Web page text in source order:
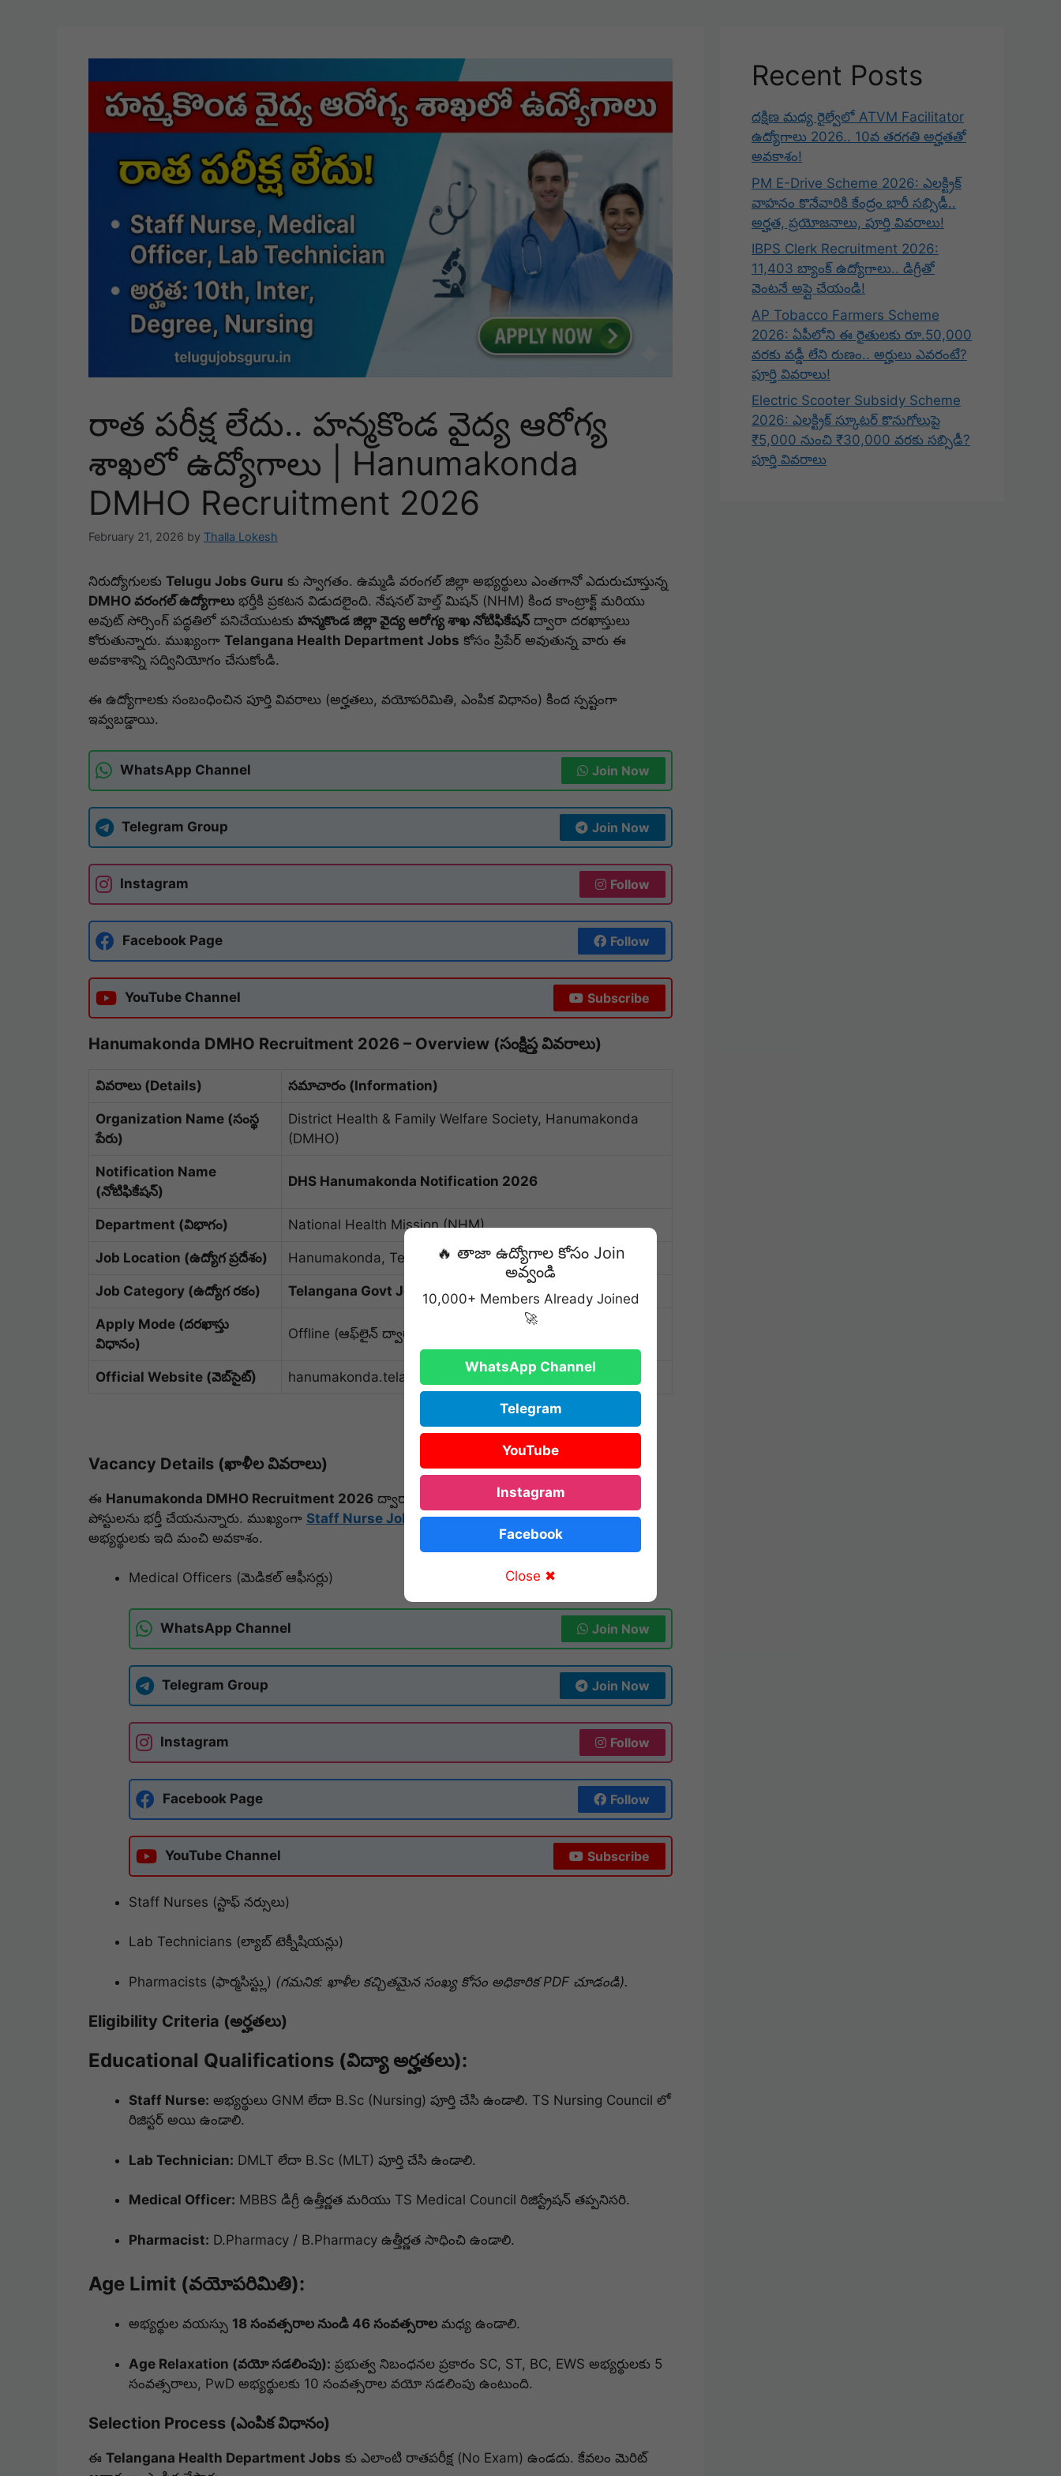
రాత పరీక్ష లేదు.. హన్మకొండ వైద్య ఆరోగ్య
శాఖలో ఉద్యోగాలు | Hanumakonda
DMHO Recruitment 2026
February 21, 2026 by Thalla Lokesh
నిరుద్యోగులకు Telugu Jobs Guru కు స్వాగతం. ఉమ్మడి వరంగల్ జిల్లా అభ్యర్థులు ఎంతగానో ఎదురుచూస్తున్న
DMHO వరంగల్ ఉద్యోగాలు భర్తీకి ప్రకటన విడుదలైంది. నేషనల్ హెల్త్ మిషన్ (NHM) కింద కాంట్రాక్ట్ మరియు
అవుట్ సోర్సింగ్ పద్ధతిలో పనిచేయుటకు హన్మకొండ జిల్లా వైద్య ఆరోగ్య శాఖ నోటిఫికేషన్ ద్వారా దరఖాస్తులు
కోరుతున్నారు. ముఖ్యంగా Telangana Health Department Jobs కోసం ప్రిపేర్ అవుతున్న వారు ఈ
అవకాశాన్ని సద్వినియోగం చేసుకోండి.
ఈ ఉద్యోగాలకు సంబంధించిన పూర్తి వివరాలు (అర్హతలు, వయోపరిమితి, ఎంపిక విధానం) కింద స్పష్టంగా
ఇవ్వబడ్డాయి.
WhatsApp Channel Join Now
Telegram Group Join Now
Instagram Follow
Facebook Page Follow
YouTube Channel Subscribe
Hanumakonda DMHO Recruitment 2026 – Overview (సంక్షిప్త వివరాలు)
వివరాలు (Details) సమాచారం (Information)
Organization Name (సంస్థ
పేరు)
District Health & Family Welfare Society, Hanumakonda
(DMHO)
Notification Name
(నోటిఫికేషన్)
DHS Hanumakonda Notification 2026
Department (విభాగం) National Health Mission (NHM)
Job Location (ఉద్యోగ ప్రదేశం) Hanumakonda, Telangana
Job Category (ఉద్యోగ రకం) Telangana Govt Jobs 2026 (Contract/Outsourcing)
Apply Mode (దరఖాస్తు
విధానం)
Offline (ఆఫ్‌లైన్ ద్వారా)
Official Website (వెబ్‌సైట్) hanumakonda.telangana.gov.in
Vacancy Details (ఖాళీల వివరాలు)
ఈ Hanumakonda DMHO Recruitment 2026 ద్వారా వివిధ రకాల పారామెడికల్ మరియు మెడికల్
పోస్టులను భర్తీ చేయనున్నారు. ముఖ్యంగా Staff Nurse Jobs in Hanumakondaకోసం చూస్తున్న నర్సింగ్
అభ్యర్థులకు ఇది మంచి అవకాశం.
Medical Officers (మెడికల్ ఆఫీసర్లు)
WhatsApp Channel Join Now
Telegram Group Join Now
Instagram Follow
Facebook Page Follow
YouTube Channel Subscribe
Staff Nurses (స్టాఫ్ నర్సులు)
Lab Technicians (ల్యాబ్ టెక్నీషియన్లు)
Pharmacists (ఫార్మసిస్ట్లు) (గమనిక: ఖాళీల కచ్చితమైన సంఖ్య కోసం అధికారిక PDF చూడండి).
Eligibility Criteria (అర్హతలు)
Educational Qualifications (విద్యా అర్హతలు):
Staff Nurse: అభ్యర్థులు GNM లేదా B.Sc (Nursing) పూర్తి చేసి ఉండాలి. TS Nursing Council లో
రిజిస్టర్ అయి ఉండాలి.
Lab Technician: DMLT లేదా B.Sc (MLT) పూర్తి చేసి ఉండాలి.
Medical Officer: MBBS డిగ్రీ ఉత్తీర్ణత మరియు TS Medical Council రిజిస్ట్రేషన్ తప్పనిసరి.
Pharmacist: D.Pharmacy / B.Pharmacy ఉత్తీర్ణత సాధించి ఉండాలి.
Age Limit (వయోపరిమితి):
అభ్యర్థుల వయస్సు 18 సంవత్సరాల నుండి 46 సంవత్సరాల మధ్య ఉండాలి.
Age Relaxation (వయో సడలింపు): ప్రభుత్వ నిబంధనల ప్రకారం SC, ST, BC, EWS అభ్యర్థులకు 5
సంవత్సరాలు, PwD అభ్యర్థులకు 10 సంవత్సరాల వయో సడలింపు ఉంటుంది.
Selection Process (ఎంపిక విధానం)
ఈ Telangana Health Department Jobs కు ఎలాంటి రాతపరీక్ష (No Exam) ఉండదు. కేవలం మెరిట్
Recent Posts
దక్షిణ మధ్య రైల్వేలో ATVM Facilitator
ఉద్యోగాలు 2026.. 10వ తరగతి అర్హతతో
అవకాశం!
PM E-Drive Scheme 2026: ఎలక్ట్రిక్
వాహనం కొనేవారికి కేంద్రం భారీ సబ్సిడీ..
అర్హత, ప్రయోజనాలు, పూర్తి వివరాలు!
IBPS Clerk Recruitment 2026:
11,403 బ్యాంక్ ఉద్యోగాలు.. డిగ్రీతో
వెంటనే అప్లై చేయండి!
AP Tobacco Farmers Scheme
2026: ఏపీలోని ఈ రైతులకు రూ.50,000
వరకు వడ్డీ లేని రుణం.. అర్హులు ఎవరంటే?
పూర్తి వివరాలు!
Electric Scooter Subsidy Scheme
2026: ఎలక్ట్రిక్ స్కూటర్ కొనుగోలుపై
₹5,000 నుంచి ₹30,000 వరకు సబ్సిడీ?
పూర్తి వివరాలు
🔥 తాజా ఉద్యోగాల కోసం Join
అవ్వండి
10,000+ Members Already Joined
🚀
WhatsApp Channel
Telegram
YouTube
Instagram
Facebook
Close ✖